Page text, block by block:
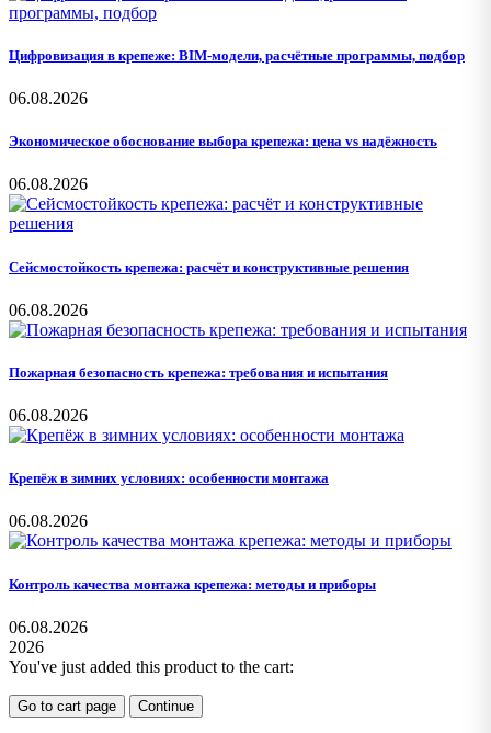
Цифровизация в крепеже: BIM-модели, расчётные программы, подбор
06.08.2026
Экономическое обоснование выбора крепежа: цена vs надёжность
06.08.2026
Сейсмостойкость крепежа: расчёт и конструктивные решения
06.08.2026
Пожарная безопасность крепежа: требования и испытания
06.08.2026
Крепёж в зимних условиях: особенности монтажа
06.08.2026
Контроль качества монтажа крепежа: методы и приборы
06.08.2026
2026
You've just added this product to the cart:
Go to cart page Continue